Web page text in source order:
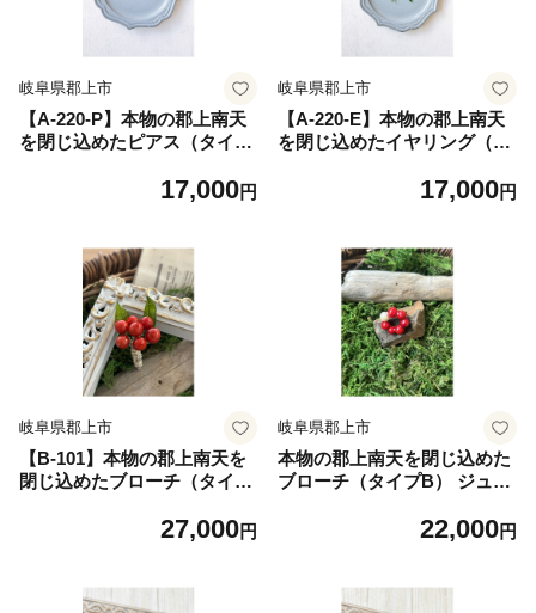
岐阜県郡上市
【A-220-P】本物の郡上南天
を閉じ込めたピアス（タイプ
レディースジュエリー アクセ
17,000円
岐阜県郡上市
【A-220-E】本物の郡上南天
を閉じ込めたイヤリング（タ
17,000円
岐阜県郡上市
【B-101】本物の郡上南天を
閉じ込めたブローチ（タイプ
レディースジュエリー アクセ
27,000円
岐阜県郡上市
本物の郡上南天を閉じ込めた
ブローチ（タイプB） ジュエ
スジュエリー アクセサリー
22,000円